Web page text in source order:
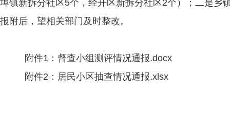
埠镇新拆分社区5个，经开区新拆分社区2个）；二是乡
报附后，望相关部门及时整改。
附件1： 督查小组测评情况通报.docx
附件2： 居民小区抽查情况通报.xlsx